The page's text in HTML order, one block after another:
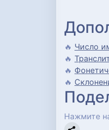
🔥 Число
🔥
🔥
🔥
Нажмите